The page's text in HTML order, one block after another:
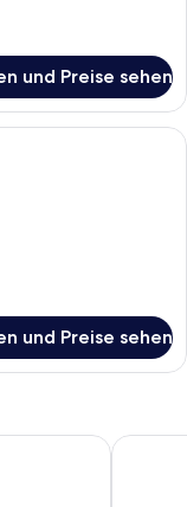
und Preise sehen
mit einem Bett,
und Preise sehen
Home